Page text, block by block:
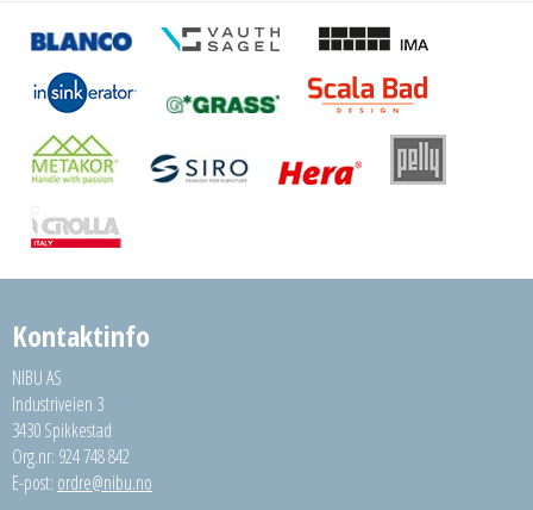
Kontaktinfo
NIBU AS
Industriveien 3
3430 Spikkestad
Org.nr: 924 748 842
E-post: ordre@nibu.no